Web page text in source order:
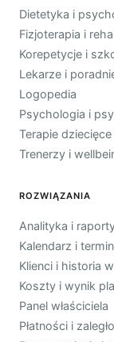
Dietetyka i
Fizjoterapia i
Korepetycje i
Lekarze i
Logopedia
Psychologia i
Terapie dziecięce
Trenerzy i
ROZWIĄZANIA
Analityka i
Kalendarz i
Klienci i historia
Koszty i wynik
Panel właściciela
Płatności i